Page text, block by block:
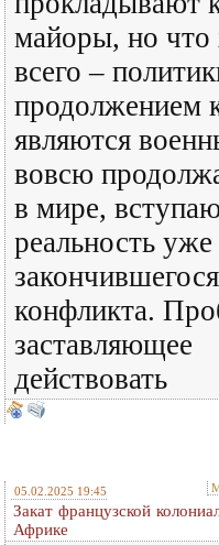
майоры, но что
всего –
продолжением
являются
вовсю
в мире,
реальность уже
закончившегося
конфликта.
заставляющее
действовать
05.02.2025 19:45
Закат французской
Африке